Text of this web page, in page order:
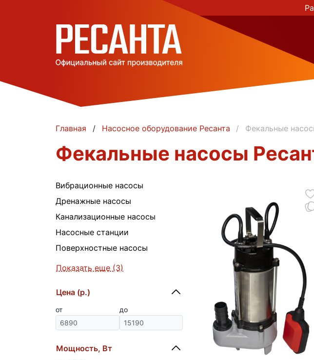
Главная Насосное оборудование Ресанта Фекальные
Фекальные насосы
Вибрационные насосы
Дренажные насосы
Канализационные насосы
Насосные станции
Поверхностные насосы
Показать еще (3)
Цена (р.)
от до
Мощность, Вт